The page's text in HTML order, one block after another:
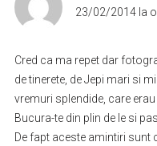
23/02/2014 la
Cred ca ma repet dar
de tinerete, de Jepi mari si
vremuri splendide, care
Bucura-te din plin de le si
De fapt aceste amintiri sunt